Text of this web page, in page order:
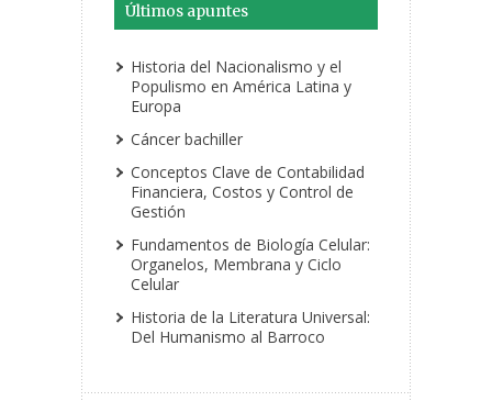
Últimos apuntes
Historia del Nacionalismo y el
Populismo en América Latina y
Europa
Cáncer bachiller
Conceptos Clave de Contabilidad
Financiera, Costos y Control de
Gestión
Fundamentos de Biología Celular:
Organelos, Membrana y Ciclo
Celular
Historia de la Literatura Universal:
Del Humanismo al Barroco